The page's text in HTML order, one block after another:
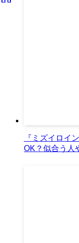
『ミズイロイ
OK？似合う人